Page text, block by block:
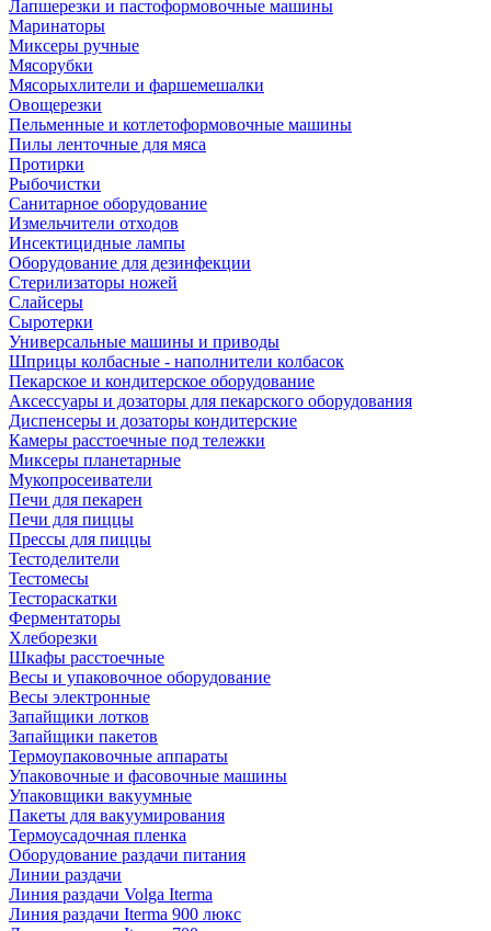
Лапшерезки и пастоформовочные машины
Маринаторы
Миксеры ручные
Мясорубки
Мясорыхлители и фаршемешалки
Овощерезки
Пельменные и котлетоформовочные машины
Пилы ленточные для мяса
Протирки
Рыбочистки
Санитарное оборудование
Измельчители отходов
Инсектицидные лампы
Оборудование для дезинфекции
Стерилизаторы ножей
Слайсеры
Сыротерки
Универсальные машины и приводы
Шприцы колбасные - наполнители колбасок
Пекарское и кондитерское оборудование
Аксессуары и дозаторы для пекарского оборудования
Диспенсеры и дозаторы кондитерские
Камеры расстоечные под тележки
Миксеры планетарные
Мукопросеиватели
Печи для пекарен
Печи для пиццы
Прессы для пиццы
Тестоделители
Тестомесы
Тестораскатки
Ферментаторы
Хлеборезки
Шкафы расстоечные
Весы и упаковочное оборудование
Весы электронные
Запайщики лотков
Запайщики пакетов
Термоупаковочные аппараты
Упаковочные и фасовочные машины
Упаковщики вакуумные
Пакеты для вакуумирования
Термоусадочная пленка
Оборудование раздачи питания
Линии раздачи
Линия раздачи Volga Iterma
Линия раздачи Iterma 900 люкс